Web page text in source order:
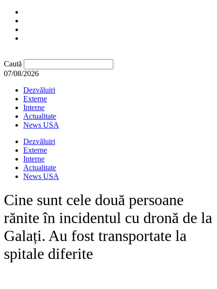
Caută
07/08/2026
Dezvăluiri
Externe
Interne
Actualitate
News USA
Dezvăluiri
Externe
Interne
Actualitate
News USA
Cine sunt cele două persoane
rănite în incidentul cu dronă de la
Galați. Au fost transportate la
spitale diferite